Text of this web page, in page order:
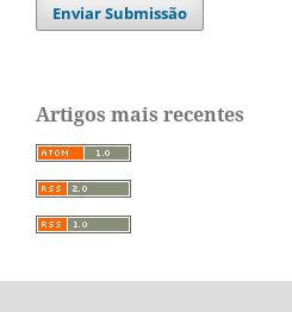
Enviar Submissão
Artigos mais recentes